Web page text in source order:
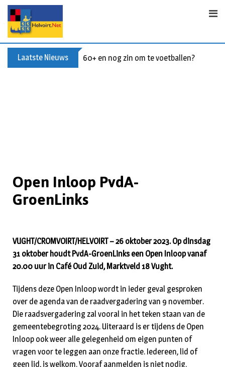
Laatste Nieuws 60+ en nog zin om te voetballen? Kom
Open Inloop PvdA-
GroenLinks
VUGHT/CROMVOIRT/HELVOIRT – 26 oktober 2023. Op dinsdag
31 oktober houdt PvdA-GroenLinks een Open Inloop vanaf
20.00 uur in Café Oud Zuid, Marktveld 18 Vught.
Tijdens deze Open Inloop wordt in ieder geval gesproken
over de agenda van de raadvergadering van 9 november.
Die raadsvergadering zal vooral in het teken staan van de
gemeentebegroting 2024. Uiteraard is er tijdens de Open
Inloop ook weer alle gelegenheid om eigen punten of
vragen voor te leggen aan onze fractie. Iedereen, lid of
geen lid, is welkom. Vooraf aanmelden is niet nodig.